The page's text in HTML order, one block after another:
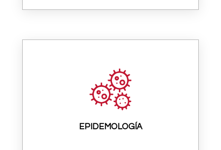
EPIDEMOLOGÍA